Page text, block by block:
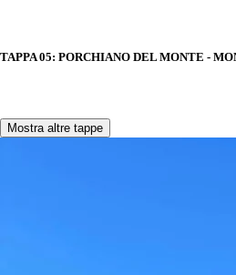
TAPPA 05: PORCHIANO DEL MONTE -
Mostra altre tappe